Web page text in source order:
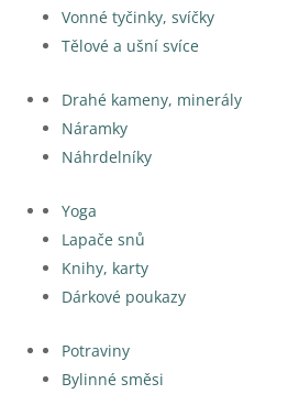
Vonné tyčinky, svíčky
Tělové a ušní svíce
Drahé kameny, minerály
Náramky
Náhrdelníky
Yoga
Lapače snů
Knihy, karty
Dárkové poukazy
Potraviny
Bylinné směsi